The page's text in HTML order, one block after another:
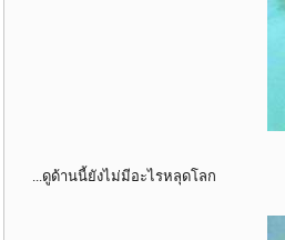
...ดูด้านนี้ยังไม่มีอะไรหลุดโลก